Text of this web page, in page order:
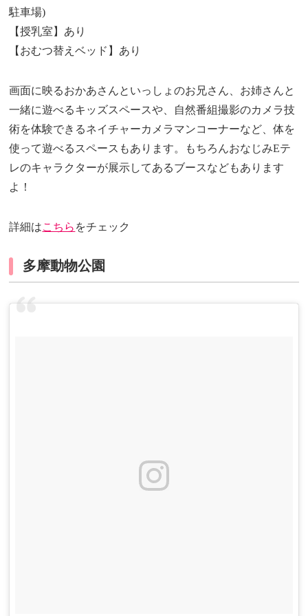
駐車場)
【授乳室】あり
【おむつ替えベッド】あり
画面に映るおかあさんといっしょのお兄さん、お姉さんと
一緒に遊べるキッズスペースや、自然番組撮影のカメラ技
術を体験できるネイチャーカメラマンコーナーなど、体を
使って遊べるスペースもあります。もちろんおなじみEテ
レのキャラクターが展示してあるブースなどもあります
よ！
詳細はこちら をチェック
多摩動物公園